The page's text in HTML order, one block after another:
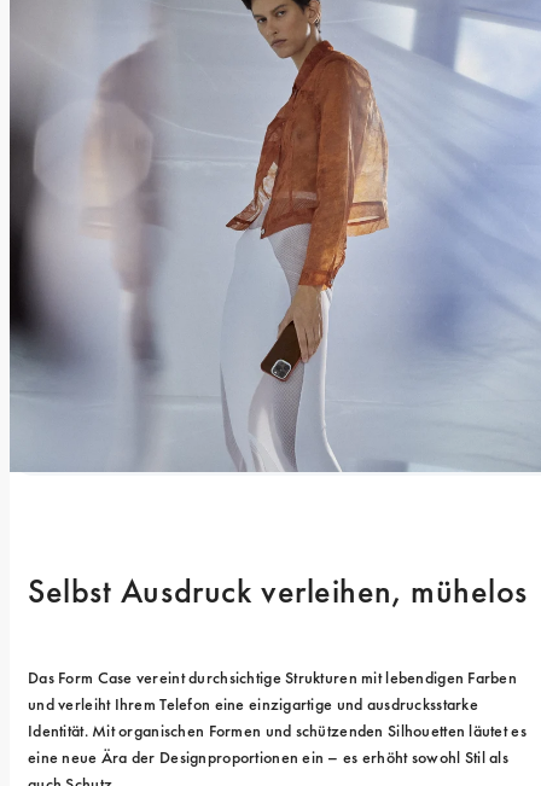
Selbst Ausdruck verleihen, mühelos
Das Form Case vereint durchsichtige Strukturen mit lebendigen Farben
und verleiht Ihrem Telefon eine einzigartige und ausdrucksstarke
Identität. Mit organischen Formen und schützenden Silhouetten läutet es
eine neue Ära der Designproportionen ein – es erhöht sowohl Stil als